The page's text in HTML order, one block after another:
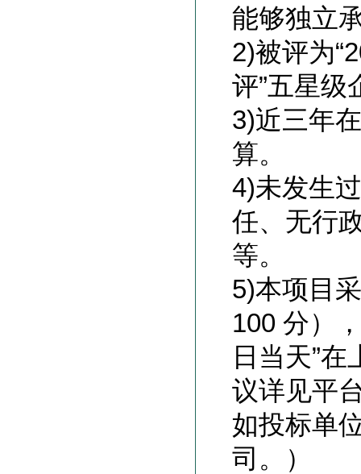
能够独立
2)被评为
评”五星级
3)近三年
算。
4)未发生
任、无行
等。
5)本项目
100 分）
日当天”
议详见平
如投标单
司。）